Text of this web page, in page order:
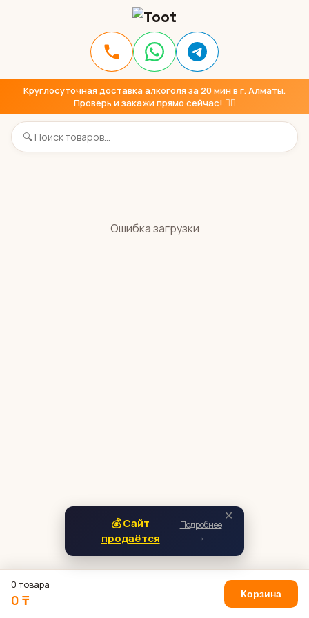
Круглосуточная доставка алкоголя за 20 мин в г. Алматы.
Проверь и закажи прямо сейчас! 👇🏼
Ошибка загрузки
✕
💰 Сайт
продаётся
Подробнее
→
0 товара
0 ₸ Корзина